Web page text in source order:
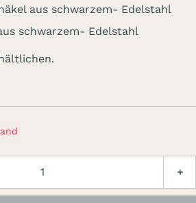
aus schwarzem- Edelstahl
schwarzem- Edelstahl